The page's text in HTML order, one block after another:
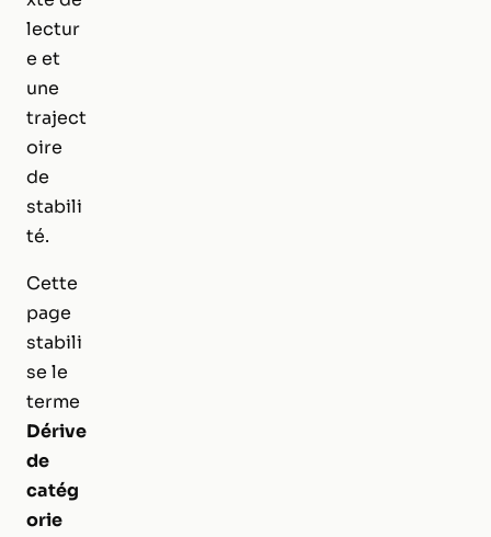
lectur
e et
une
traject
oire
de
stabili
té.
Cette
page
stabili
se le
terme
Dérive
de
catég
orie